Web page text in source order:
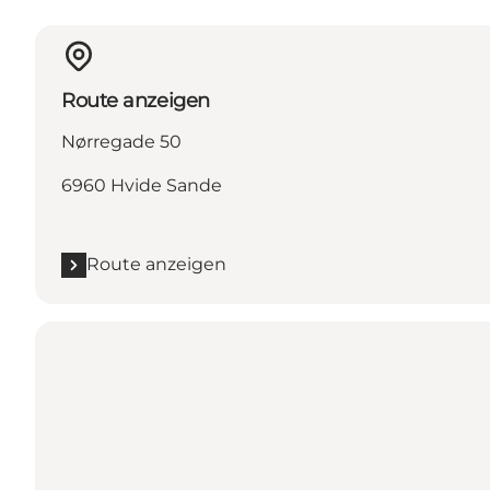
Route anzeigen
Nørregade 50
6960 Hvide Sande
Route anzeigen